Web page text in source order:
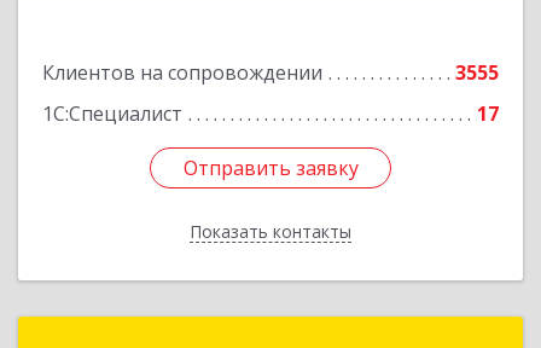
Клиентов на сопровождении
3555
1С:Специалист
17
Отправить заявку
Показать контакты
Отправить заявку
Назад